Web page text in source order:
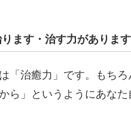
ます・治す力がありま
「治癒力」です。もち
ら」というようにあな